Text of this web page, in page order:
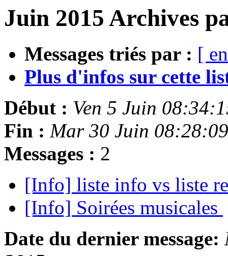
Juin 2015 Archives
Messages triés par : [
Plus d'infos sur cette
Début : Ven 5 Juin
Fin : Mar 30 Juin
Messages : 2
[Info] liste info vs liste
[Info] Soirées musicales
Date du dernier message: